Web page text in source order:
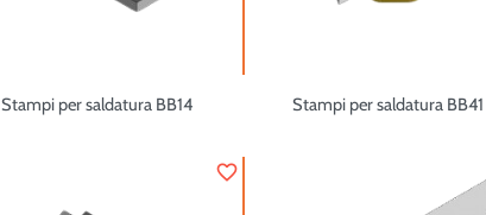
Stampi per saldatura BB14 Stampi per saldatura BB41
favorite_border